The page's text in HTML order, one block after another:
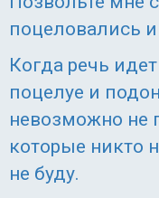
поцеловались
Когда речь
поцелуе и
невозможно не
которые никто
не буду.